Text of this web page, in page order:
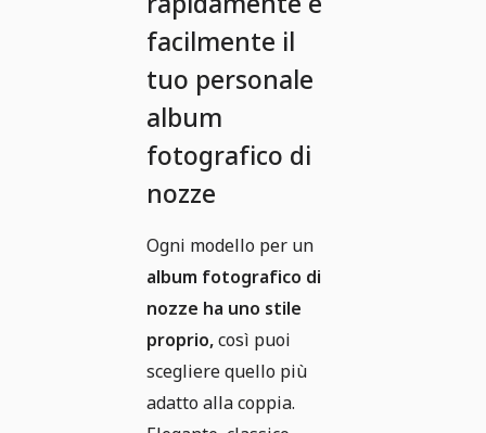
facilmente il
tuo personale
album
fotografico di
nozze
Ogni modello per un
album fotografico di
nozze ha uno stile
proprio,così puoi
scegliere quello più
adatto alla coppia.